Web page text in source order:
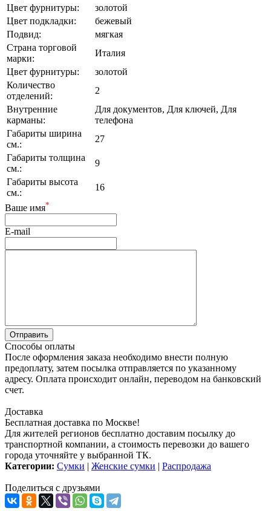
Цвет фурнитуры:
золотой
Цвет подкладки:
бежевый
Подвид:
мягкая
Страна торговой
марки:
Италия
Цвет фурнитуры:
золотой
Количество
отделений:
2
Внутренние
карманы:
Для документов, Для ключей, Для
телефона
Габариты ширина
см.:
27
Габариты толщина
см.:
9
Габариты высота
см.:
16
Ваше имя*
E-mail
Способы оплаты
После оформления заказа необходимо внести полную
предоплату, затем посылка отправляется по указанному
адресу. Оплата происходит онлайн, переводом на банковский
счет.
Доставка
Бесплатная доставка по Москве!
Для жителей регионов бесплатно доставим посылку до
транспортной компании, а стоимость перевозки до вашего
города уточняйте у выбранной ТК.
Категории: Сумки | Женские сумки | Распродажа
Поделиться с друзьями